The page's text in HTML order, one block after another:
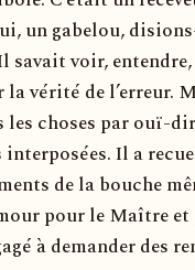
un gabelou,
savait voir,
vérité de l’erreur.
les choses par ouï-
interposées. Il a
de la bouche
pour le Maître
à demander des